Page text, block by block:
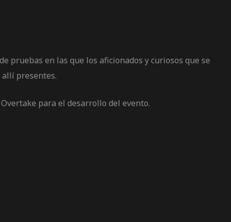
pruebas en las que los aficionados y curiosos que se
presentes.
para el desarrollo del evento.